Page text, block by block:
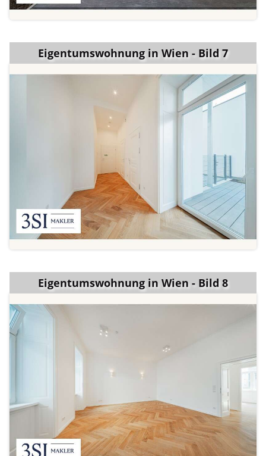
Eigentumswohnung in Wien - Bild 7
Eigentumswohnung in Wien - Bild 8